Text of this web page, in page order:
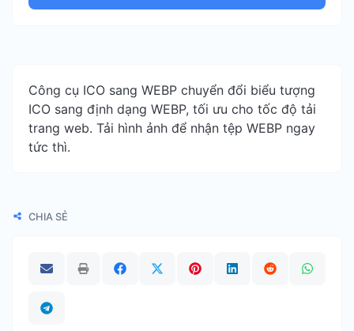
Công cụ ICO sang WEBP chuyển đổi biểu tượng
ICO sang định dạng WEBP, tối ưu cho tốc độ tải
trang web. Tải hình ảnh để nhận tệp WEBP ngay
tức thì.
CHIA SẺ